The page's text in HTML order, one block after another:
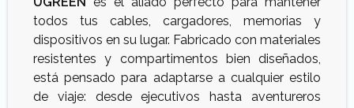
todos tus cables, cargadores, memorias y
dispositivos en su lugar. Fabricado con materiales
resistentes y compartimentos bien diseñados,
está pensado para adaptarse a cualquier estilo
de viaje: desde ejecutivos hasta aventureros